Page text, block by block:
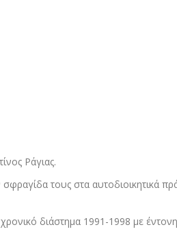
Ράγιας.
τους στα αυτοδιοικητικά
διάστημα 1991-1998 με έντονη